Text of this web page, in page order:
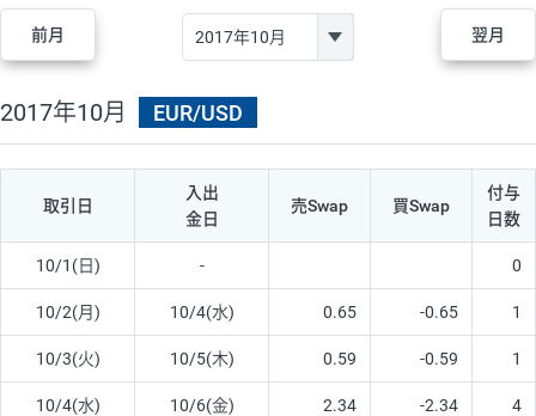
前月 翌月
2017年10月 EUR/USD
取引日
入出
金日
売Swap 買Swap
付与
日数
10/1(日) - 0
10/2(月) 10/4(水) 0.65 -0.65 1
10/3(火) 10/5(木) 0.59 -0.59 1
10/4(水) 10/6(金) 2.34 -2.34 4